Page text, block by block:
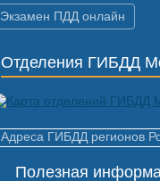
Экзамен ПДД онлайн
Отделения ГИБДД
Адреса ГИБДД регионов
Полезная